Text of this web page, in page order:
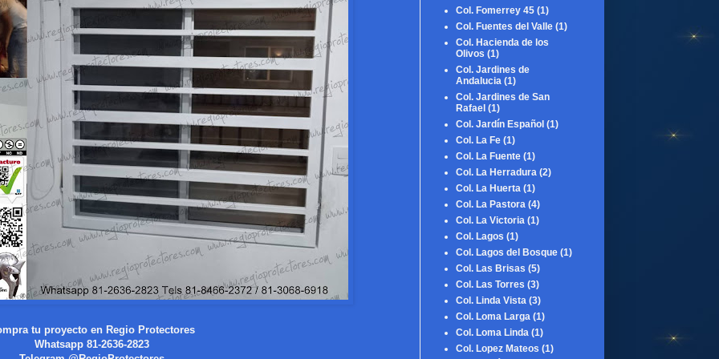
tu proyecto en Regio Protectores
Whatsapp 81-2636-2823
Col. Fomerrey 45 (1)
Col. Fuentes del Valle (1)
Col. Hacienda de los
Olivos (1)
Col. Jardines de
Andalucia (1)
Col. Jardines de San
Rafael (1)
Col. Jardín Español (1)
Col. La Fe (1)
Col. La Fuente (1)
Col. La Herradura (2)
Col. La Huerta (1)
Col. La Pastora (4)
Col. La Victoria (1)
Col. Lagos (1)
Col. Lagos del Bosque (1)
Col. Las Brisas (5)
Col. Las Torres (3)
Col. Linda Vista (3)
Col. Loma Larga (1)
Col. Loma Linda (1)
Col. Lopez Mateos (1)